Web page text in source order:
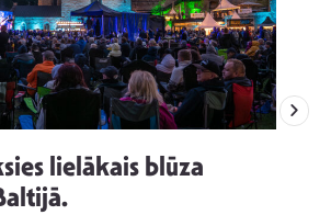
lielākais blūza